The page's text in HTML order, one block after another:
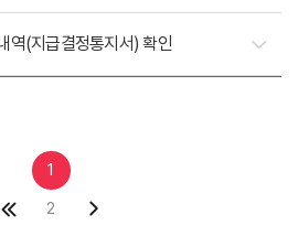
역(지급결정통지서) 확인
1
2